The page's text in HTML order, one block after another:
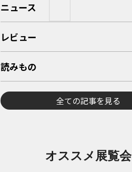
ニュース
レビュー
読みもの
全ての記事を見る
オススメ展覧会